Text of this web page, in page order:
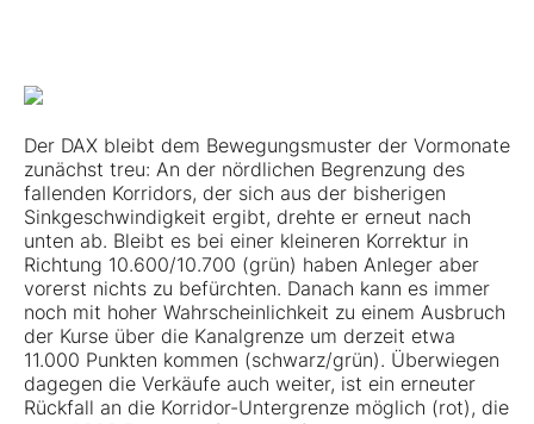
Der DAX bleibt dem Bewegungsmuster der Vormonate
zunächst treu: An der nördlichen Begrenzung des
fallenden Korridors, der sich aus der bisherigen
Sinkgeschwindigkeit ergibt, drehte er erneut nach
unten ab. Bleibt es bei einer kleineren Korrektur in
Richtung 10.600/10.700 (grün) haben Anleger aber
vorerst nichts zu befürchten. Danach kann es immer
noch mit hoher Wahrscheinlichkeit zu einem Ausbruch
der Kurse über die Kanalgrenze um derzeit etwa
11.000 Punkten kommen (schwarz/grün). Überwiegen
dagegen die Verkäufe auch weiter, ist ein erneuter
Rückfall an die Korridor-Untergrenze möglich (rot), die